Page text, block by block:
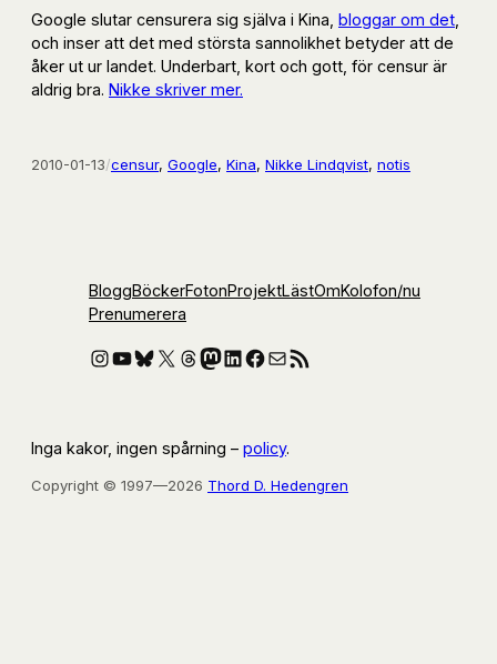
Google slutar censurera sig själva i Kina, bloggar om det
och inser att det med största sannolikhet betyder att de
åker ut ur landet. Underbart, kort och gott, för censur är
aldrig bra. Nikke skriver mer.
2010-01-13/censur, Google, Kina, Nikke Lindqvist, notis
BloggBöckerFotonProjektLästOmKolofon/nu
Prenumerera
Instagram
YouTube
Bluesky
X Threads
Mastodon
LinkedIn
Facebook
E-postRSS-flöde
Inga kakor, ingen spårning – policy.
Copyright © 1997—2026 Thord D. Hedengren